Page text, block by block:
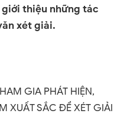
thiệu những tác
xét giải.
GIA PHÁT HIỆN,
XUẤT SẮC ĐỂ XÉT GIẢI